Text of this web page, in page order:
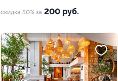
скидка 50% за 200 руб.